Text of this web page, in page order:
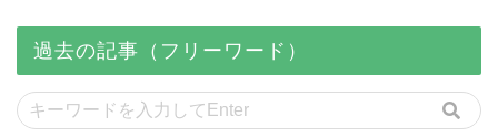
過去の記事（フリーワード）